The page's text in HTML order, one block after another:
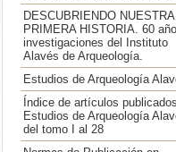
DESCUBRIENDO NUESTRA
PRIMERA HISTORIA. 60
investigaciones del Instituto
Alavés de Arqueología.
Estudios de Arqueología
Índice de artículos
Estudios de Arqueología
del tomo I al 28